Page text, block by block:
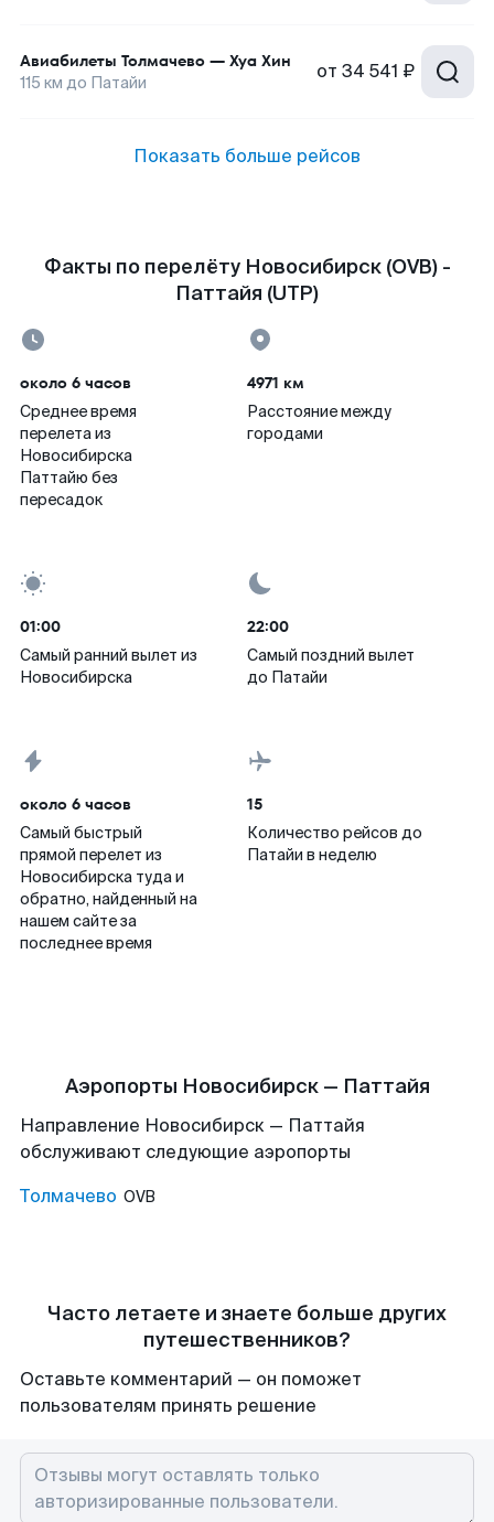
Авиабилеты Толмачево — Хуа Хин
115 км до Патайи от 34 541 ₽
Показать больше рейсов
Факты по перелёту Новосибирск (OVB) -
Паттайя (UTP)
около 6 часов
Среднее время
перелета из
Новосибирска
Паттайю без
пересадок
4971 км
Расстояние между
городами
01:00
Самый ранний вылет из
Новосибирска
22:00
Самый поздний вылет
до Патайи
около 6 часов
Самый быстрый
прямой перелет из
Новосибирска туда и
обратно, найденный на
нашем сайте за
последнее время
15
Количество рейсов до
Патайи в неделю
Аэропорты Новосибирск — Паттайя
Направление Новосибирск — Паттайя
обслуживают следующие аэропорты
Толмачево OVB
Часто летаете и знаете больше других
путешественников?
Оставьте комментарий — он поможет
пользователям принять решение